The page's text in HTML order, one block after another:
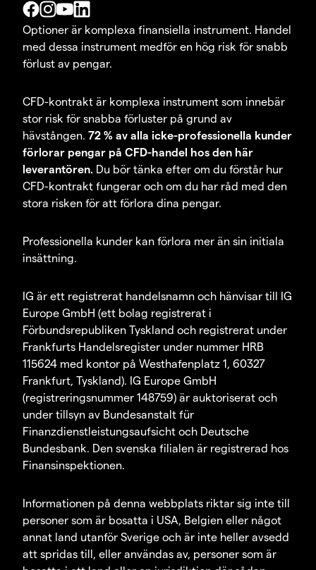
Optioner är komplexa finansiella instrument. Handel
med dessa instrument medför en hög risk för snabb
förlust av pengar.
CFD-kontrakt är komplexa instrument som innebär
stor risk för snabba förluster på grund av
hävstången. 72 % av alla icke-professionella kunder
förlorar pengar på CFD-handel hos den här
leverantören. Du bör tänka efter om du förstår hur
CFD-kontrakt fungerar och om du har råd med den
stora risken för att förlora dina pengar.
Professionella kunder kan förlora mer än sin initiala
insättning.
IG är ett registrerat handelsnamn och hänvisar till IG
Europe GmbH (ett bolag registrerat i
Förbundsrepubliken Tyskland och registrerat under
Frankfurts Handelsregister under nummer HRB
115624 med kontor på Westhafenplatz 1, 60327
Frankfurt, Tyskland). IG Europe GmbH
(registreringsnummer 148759) är auktoriserat och
under tillsyn av Bundesanstalt für
Finanzdienstleistungsaufsicht och Deutsche
Bundesbank. Den svenska filialen är registrerad hos
Finansinspektionen.
Informationen på denna webbplats riktar sig inte till
personer som är bosatta i USA, Belgien eller något
annat land utanför Sverige och är inte heller avsedd
att spridas till, eller användas av, personer som är